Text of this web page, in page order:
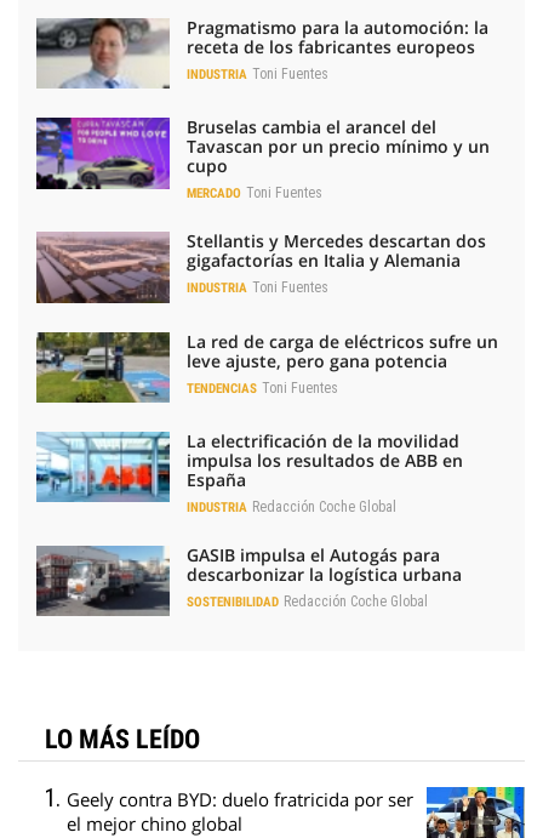
Pragmatismo para la automoción: la
receta de los fabricantes europeos
INDUSTRIA Toni Fuentes
Bruselas cambia el arancel del
Tavascan por un precio mínimo y un
cupo
MERCADO Toni Fuentes
Stellantis y Mercedes descartan dos
gigafactorías en Italia y Alemania
INDUSTRIA Toni Fuentes
La red de carga de eléctricos sufre un
leve ajuste, pero gana potencia
TENDENCIAS Toni Fuentes
La electrificación de la movilidad
impulsa los resultados de ABB en
España
INDUSTRIA Redacción Coche Global
GASIB impulsa el Autogás para
descarbonizar la logística urbana
SOSTENIBILIDAD Redacción Coche Global
LO MÁS LEÍDO
Geely contra BYD: duelo fratricida por ser
el mejor chino global